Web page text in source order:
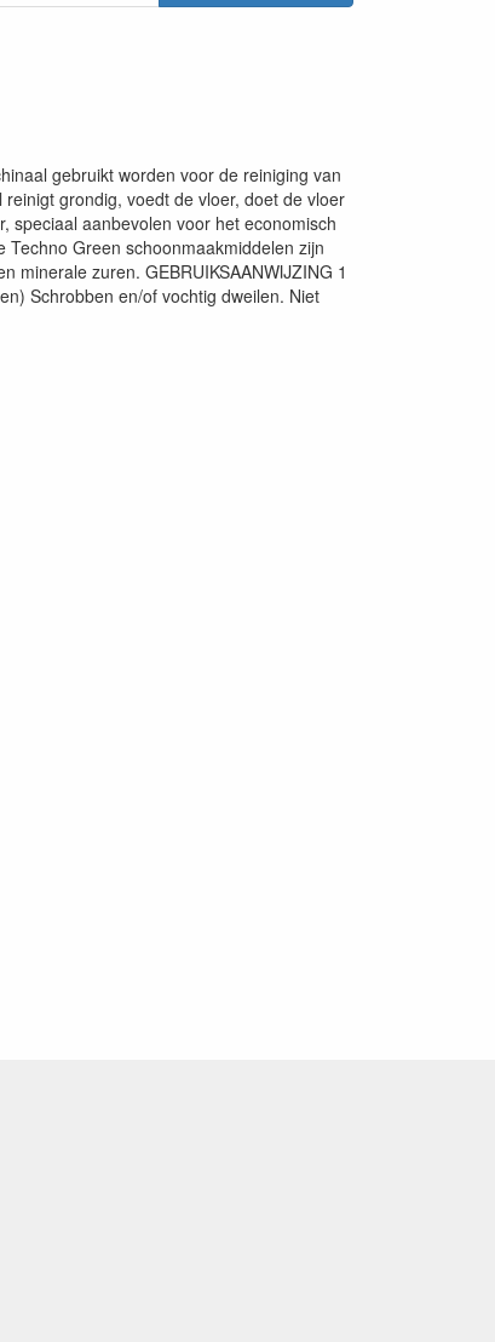
gebruikt worden voor de reiniging van
grondig, voedt de vloer, doet de vloer
speciaal aanbevolen voor het economisch
Green schoonmaakmiddelen zijn
minerale zuren. GEBRUIKSAANWIJZING 1
Schrobben en/of vochtig dweilen. Niet